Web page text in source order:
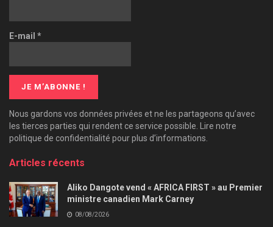
E-mail *
Nous gardons vos données privées et ne les partageons qu’avec
les tierces parties qui rendent ce service possible. Lire notre
politique de confidentialité pour plus d’informations.
Articles récents
Aliko Dangote vend « AFRICA FIRST » au Premier
ministre canadien Mark Carney
08/08/2026